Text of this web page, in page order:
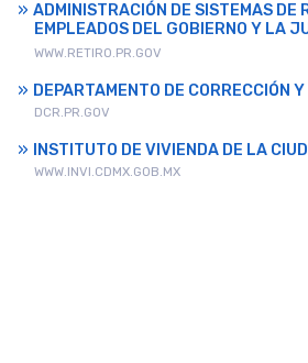
ADMINISTRACIÓN DE SISTEMAS DE
EMPLEADOS DEL GOBIERNO Y LA
WWW.RETIRO.PR.GOV
DEPARTAMENTO DE CORRECCIÓN
DCR.PR.GOV
INSTITUTO DE VIVIENDA DE LA
WWW.INVI.CDMX.GOB.MX